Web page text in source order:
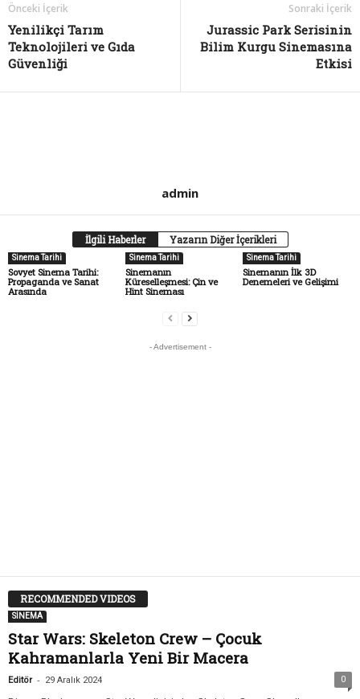
Önceki İçerik
Yenilikçi Tarım
Teknolojileri ve Gıda
Güvenliği
Sonraki İçerik
Jurassic Park Serisinin
Bilim Kurgu Sinemasına
Etkisi
admin
İlgili Haberler Yazarın Diğer İçerikleri
Sinema Tarihi
Sovyet Sinema Tarihi:
Propaganda ve Sanat
Arasında
Sinema Tarihi
Sinemanın
Küreselleşmesi: Çin ve
Hint Sineması
Sinema Tarihi
Sinemanın İlk 3D
Denemeleri ve Gelişimi
- Advertisement -
RECOMMENDED VIDEOS
SİNEMA
Star Wars: Skeleton Crew – Çocuk
Kahramanlarla Yeni Bir Macera
Editör - 29 Aralık 2024 0